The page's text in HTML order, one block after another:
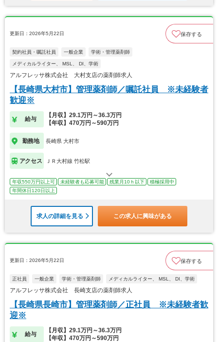
更新日：2026年5月22日 保存する
契約社員・嘱託社員 一般企業 学術・管理薬剤師
メディカルライター、 MSL、 DI、学術
アルフレッサ株式会社 大村支店の薬剤師求人
【長崎県大村市】管理薬剤師／嘱託社員 ※未経験者
歓迎※
給与
【月収】29.1万円～36.3万円
【年収】470万円～590万円
勤務地 長崎県 大村市
アクセス ＪＲ大村線 竹松駅
年収550万円以上可 未経験者も応募可能 残業月10ｈ以下
積極採用中
年間休日120日以上
求人の詳細を見る この求人に興味がある
更新日：2026年5月22日 保存する
正社員 一般企業 学術・管理薬剤師 メディカルライター、 MSL、 DI、学術
アルフレッサ株式会社 長崎支店の薬剤師求人
【長崎県長崎市】管理薬剤師／正社員 ※未経験者歓
迎※
給与
【月収】29.1万円～36.3万円
【年収】470万円～590万円